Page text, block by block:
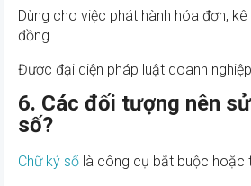
Dùng cho việc phát hành hóa đơn, kê
đồng
Được đại diện pháp luật doanh
6. Các đối tượng nên
số?
Chữ ký số là công cụ bắt buộc hoặc